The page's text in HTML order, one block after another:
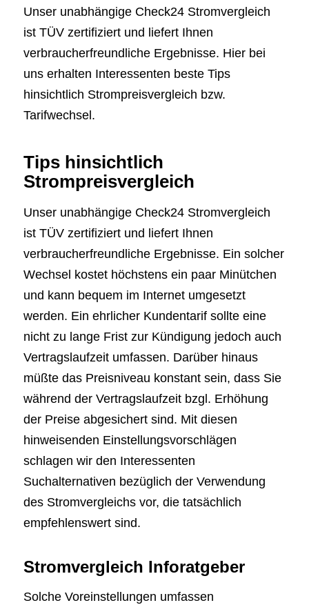
Unser unabhängige Check24 Stromvergleich
ist TÜV zertifiziert und liefert Ihnen
verbraucherfreundliche Ergebnisse. Hier bei
uns erhalten Interessenten beste Tips
hinsichtlich Strompreisvergleich bzw.
Tarifwechsel.
Tips hinsichtlich
Strompreisvergleich
Unser unabhängige Check24 Stromvergleich
ist TÜV zertifiziert und liefert Ihnen
verbraucherfreundliche Ergebnisse. Ein solcher
Wechsel kostet höchstens ein paar Minütchen
und kann bequem im Internet umgesetzt
werden. Ein ehrlicher Kundentarif sollte eine
nicht zu lange Frist zur Kündigung jedoch auch
Vertragslaufzeit umfassen. Darüber hinaus
müßte das Preisniveau konstant sein, dass Sie
während der Vertragslaufzeit bzgl. Erhöhung
der Preise abgesichert sind. Mit diesen
hinweisenden Einstellungsvorschlägen
schlagen wir den Interessenten
Suchalternativen bezüglich der Verwendung
des Stromvergleichs vor, die tatsächlich
empfehlenswert sind.
Stromvergleich Inforatgeber
Solche Voreinstellungen umfassen